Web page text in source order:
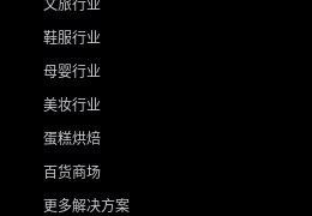
文旅行业
鞋服行业
母婴行业
美妆行业
蛋糕烘焙
百货商场
更多解决方案